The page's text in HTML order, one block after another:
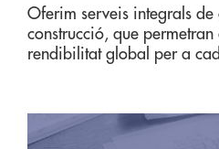
Oferim serveis integrals
construcció, que
rendibilitat global per a